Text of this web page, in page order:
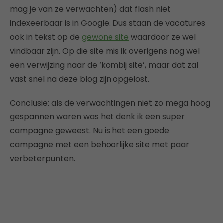
mag je van ze verwachten) dat flash niet
indexeerbaar is in Google. Dus staan de vacatures
ook in tekst op de gewone site waardoor ze wel
vindbaar zijn. Op die site mis ik overigens nog wel
een verwijzing naar de ‘kombij site’, maar dat zal
vast snel na deze blog zijn opgelost.
Conclusie: als de verwachtingen niet zo mega hoog
gespannen waren was het denk ik een super
campagne geweest. Nu is het een goede
campagne met een behoorlijke site met paar
verbeterpunten.